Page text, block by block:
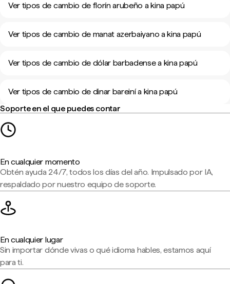
Ver tipos de cambio de florín arubeño a kina papú
Ver tipos de cambio de manat azerbaiyano a kina papú
Ver tipos de cambio de dólar barbadense a kina papú
Ver tipos de cambio de dinar bareiní a kina papú
Soporte en el que puedes contar
En cualquier momento
Obtén ayuda 24/7, todos los días del año. Impulsado por IA,
respaldado por nuestro equipo de soporte.
En cualquier lugar
Sin importar dónde vivas o qué idioma hables, estamos aquí
para ti.